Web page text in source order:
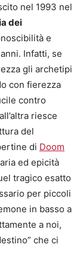
nel 1993 nel
dei
e
Infatti, se
gli archetipi
con fierezza
contro
riesce
del
di Doom
ed epicità
tragico esatto
per piccoli
in basso a
a noi,
che ci